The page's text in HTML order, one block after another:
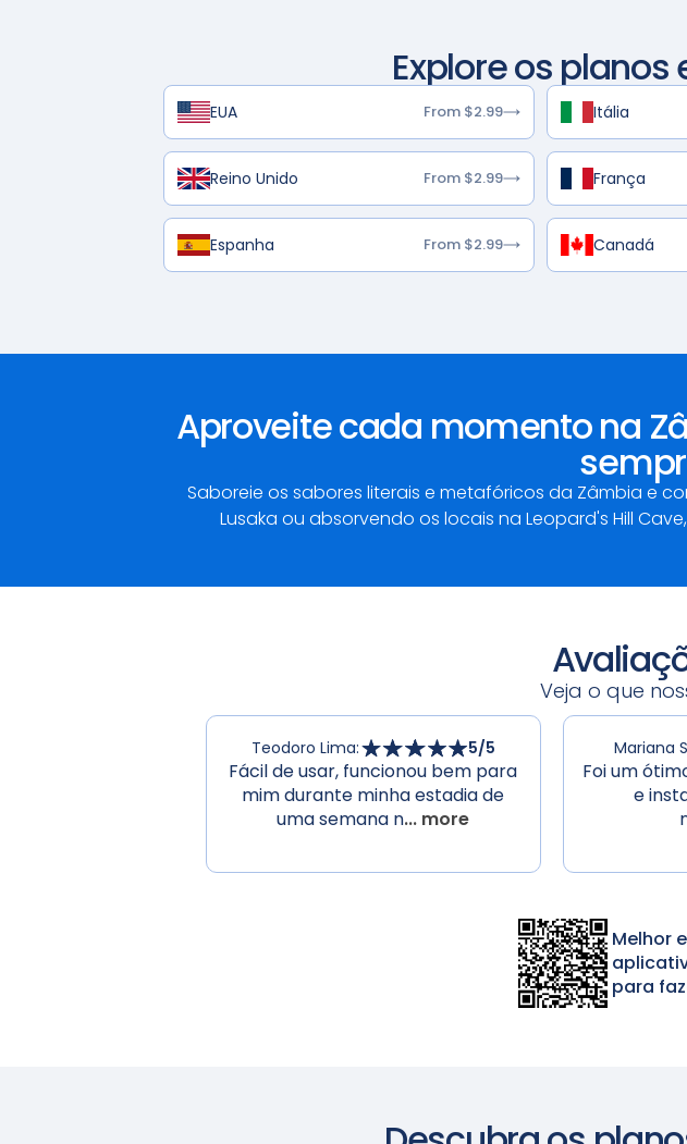
Explore os planos
EUA From $2.99 Itália
Reino Unido From $2.99 França
Espanha From $2.99 Canadá
Aproveite cada momento na
Saboreie os sabores literais e metafóricos da Zâmbia e
Lusaka ou absorvendo os locais na Leopard's Hill
Veja o que
Teodoro Lima: 5/5
Fácil de usar, funcionou bem para
mim durante minha estadia de
uma semana n... more
Mariana
Foi um
e
Melhor
para